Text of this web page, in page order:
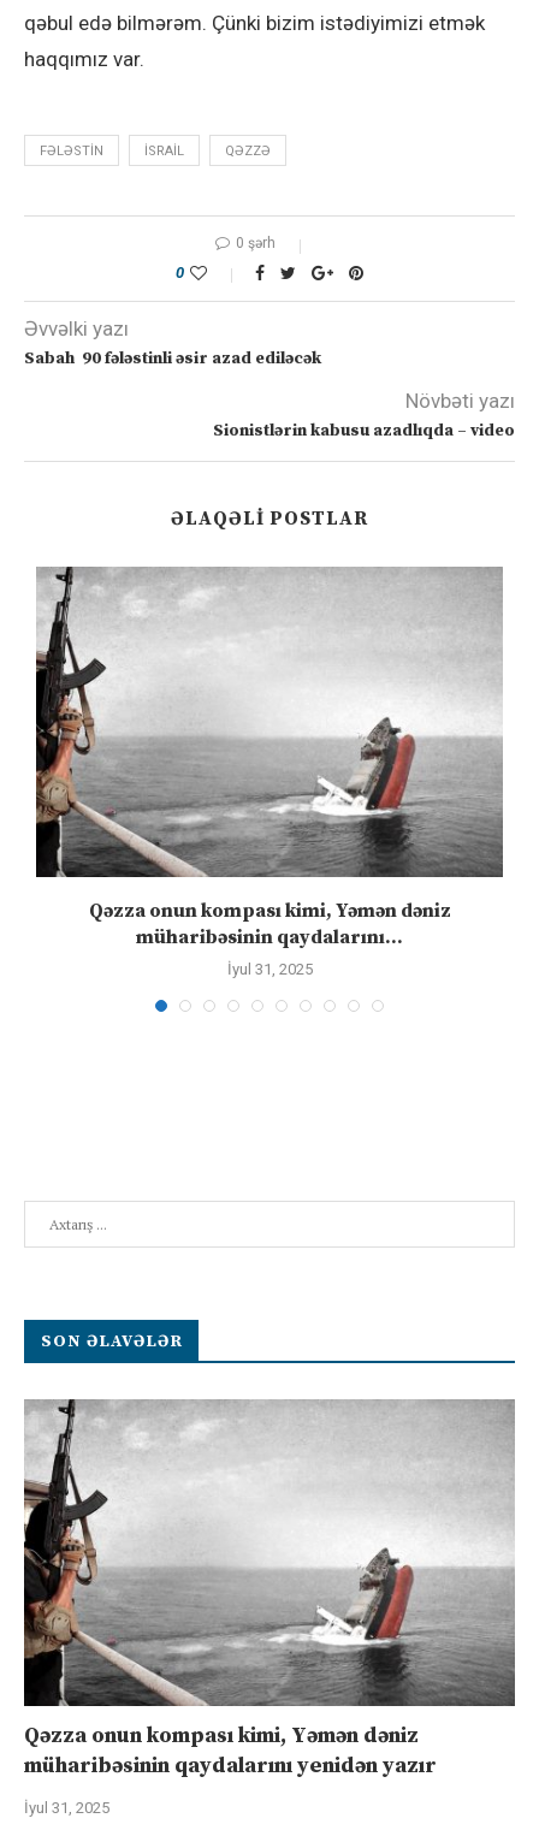
qəbul edə bilmərəm. Çünki bizim istədiyimizi etmək
haqqımız var.
FƏLƏSTIN ISRAIL QƏZZƏ
0 şərh
0
Əvvəlki yazı
Sabah 90 fələstinli əsir azad ediləcək
Növbəti yazı
Sionistlərin kabusu azadlıqda – video
ƏLAQƏLI POSTLAR
Qəzza onun kompası kimi, Yəmən dəniz
müharibəsinin qaydalarını...
İyul 31, 2025
SON ƏLAVƏLƏR
Qəzza onun kompası kimi, Yəmən dəniz
müharibəsinin qaydalarını yenidən yazır
İyul 31, 2025